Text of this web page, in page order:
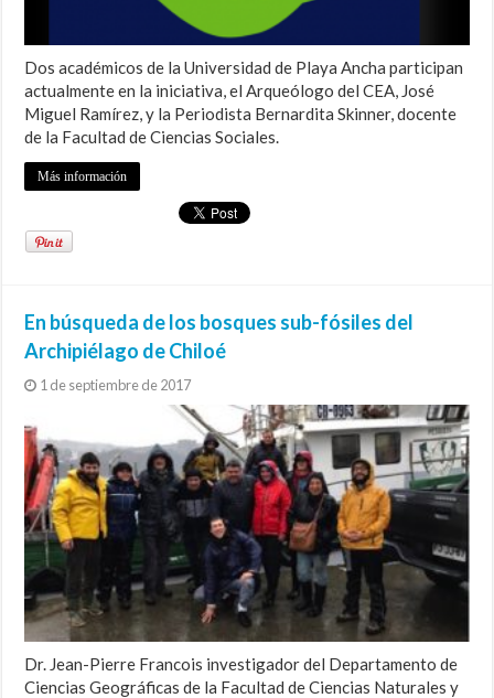
Dos académicos de la Universidad de Playa Ancha participan
actualmente en la iniciativa, el Arqueólogo del CEA, José
Miguel Ramírez, y la Periodista Bernardita Skinner, docente
de la Facultad de Ciencias Sociales.
Más información
En búsqueda de los bosques sub-fósiles del
Archipiélago de Chiloé
1 de septiembre de 2017
Dr. Jean-Pierre Francois investigador del Departamento de
Ciencias Geográficas de la Facultad de Ciencias Naturales y